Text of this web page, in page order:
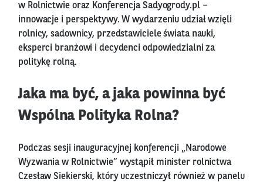
w Rolnictwie oraz Konferencja Sadyogrody.pl –
innowacje i perspektywy. W wydarzeniu udział wzięli
rolnicy, sadownicy, przedstawiciele świata nauki,
eksperci branżowi i decydenci odpowiedzialni za
politykę rolną.
Jaka ma być, a jaka powinna być
Wspólna Polityka Rolna?
Podczas sesji inauguracyjnej konferencji „Narodowe
Wyzwania w Rolnictwie” wystąpił minister rolnictwa
Czesław Siekierski, który uczestniczył również w panelu